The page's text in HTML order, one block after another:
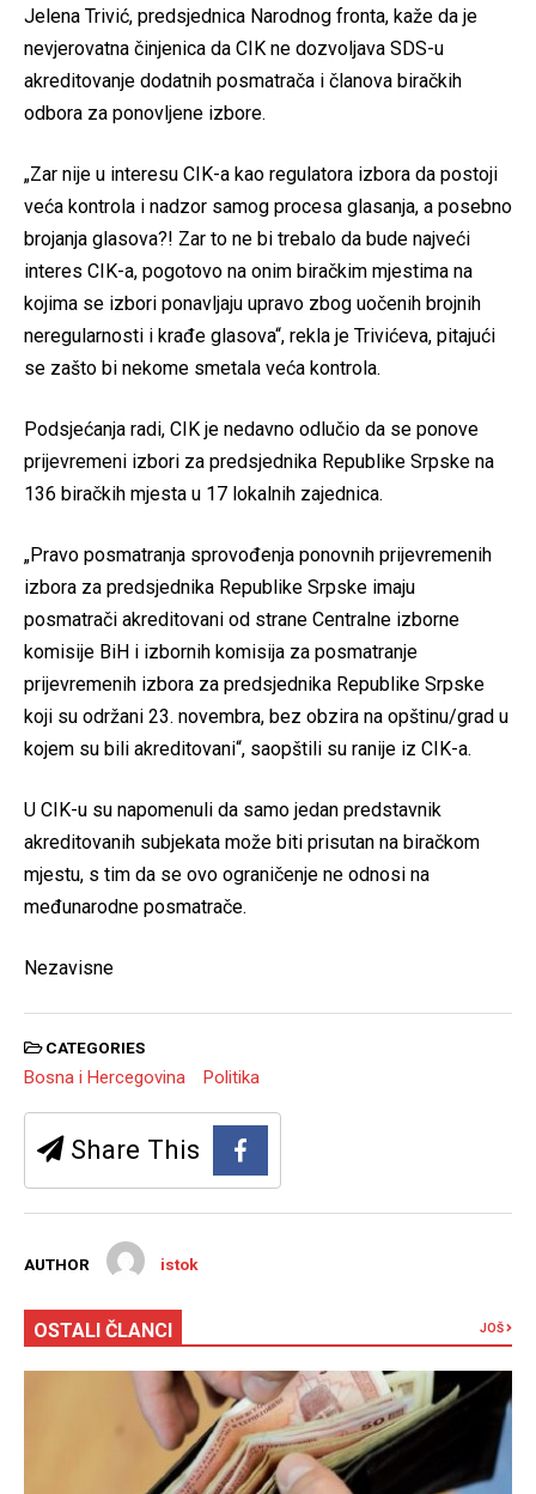
Jelena Trivić, predsjednica Narodnog fronta, kaže da je
nevjerovatna činjenica da CIK ne dozvoljava SDS-u
akreditovanje dodatnih posmatrača i članova biračkih
odbora za ponovljene izbore.
„Zar nije u interesu CIK-a kao regulatora izbora da postoji
veća kontrola i nadzor samog procesa glasanja, a posebno
brojanja glasova?! Zar to ne bi trebalo da bude najveći
interes CIK-a, pogotovo na onim biračkim mjestima na
kojima se izbori ponavljaju upravo zbog uočenih brojnih
neregularnosti i krađe glasova“, rekla je Trivićeva, pitajući
se zašto bi nekome smetala veća kontrola.
Podsjećanja radi, CIK je nedavno odlučio da se ponove
prijevremeni izbori za predsjednika Republike Srpske na
136 biračkih mjesta u 17 lokalnih zajednica.
„Pravo posmatranja sprovođenja ponovnih prijevremenih
izbora za predsjednika Republike Srpske imaju
posmatrači akreditovani od strane Centralne izborne
komisije BiH i izbornih komisija za posmatranje
prijevremenih izbora za predsjednika Republike Srpske
koji su održani 23. novembra, bez obzira na opštinu/grad u
kojem su bili akreditovani“, saopštili su ranije iz CIK-a.
U CIK-u su napomenuli da samo jedan predstavnik
akreditovanih subjekata može biti prisutan na biračkom
mjestu, s tim da se ovo ograničenje ne odnosi na
međunarodne posmatrače.
Nezavisne
CATEGORIES
Bosna i Hercegovina Politika
Share This
AUTHOR istok
OSTALI ČLANCI JOŠ